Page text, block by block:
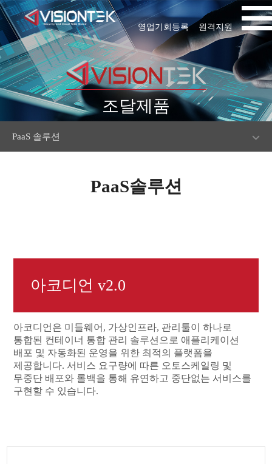
원격지원
영업기회등록
조달제품
PaaS 솔루션
PaaS솔루션
아코디언 v2.0
아코디언은 미들웨어, 가상인프라, 관리툴이 하나로
통합된 컨테이너 통합 관리 솔루션으로 애플리케이션
배포 및 자동화된 운영을 위한 최적의 플랫폼을
제공합니다. 서비스 요구량에 따른 오토스케일링 및
무중단 배포와 롤백을 통해 유연하고 중단없는 서비스를
구현할 수 있습니다.